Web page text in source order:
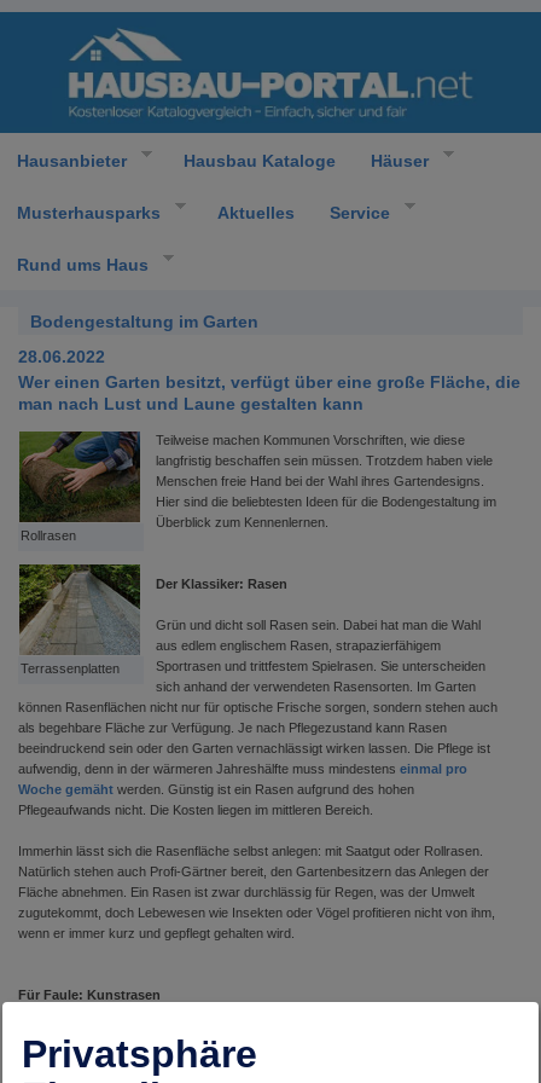
Hausanbieter Hausbau Kataloge Häuser
Musterhausparks Aktuelles Service
Rund ums Haus
Bodengestaltung im Garten
28.06.2022
Wer einen Garten besitzt, verfügt über eine große Fläche, die
man nach Lust und Laune gestalten kann
Rollrasen
Terrassenplatten
Teilweise machen Kommunen Vorschriften, wie diese
langfristig beschaffen sein müssen. Trotzdem haben viele
Menschen freie Hand bei der Wahl ihres Gartendesigns.
Hier sind die beliebtesten Ideen für die Bodengestaltung im
Überblick zum Kennenlernen.
Der Klassiker: Rasen
Grün und dicht soll Rasen sein. Dabei hat man die Wahl
aus edlem englischem Rasen, strapazierfähigem
Sportrasen und trittfestem Spielrasen. Sie unterscheiden
sich anhand der verwendeten Rasensorten. Im Garten
können Rasenflächen nicht nur für optische Frische sorgen, sondern stehen auch
als begehbare Fläche zur Verfügung. Je nach Pflegezustand kann Rasen
beeindruckend sein oder den Garten vernachlässigt wirken lassen. Die Pflege ist
aufwendig, denn in der wärmeren Jahreshälfte muss mindestens einmal pro
Woche gemäht werden. Günstig ist ein Rasen aufgrund des hohen
Pflegeaufwands nicht. Die Kosten liegen im mittleren Bereich.
Immerhin lässt sich die Rasenfläche selbst anlegen: mit Saatgut oder Rollrasen.
Natürlich stehen auch Profi-Gärtner bereit, den Gartenbesitzern das Anlegen der
Fläche abnehmen. Ein Rasen ist zwar durchlässig für Regen, was der Umwelt
zugutekommt, doch Lebewesen wie Insekten oder Vögel profitieren nicht von ihm,
wenn er immer kurz und gepflegt gehalten wird.
Für Faule: Kunstrasen
einen echten Rasen handelt, können allerdings teils auch Laien auf Anhieb
erkennen. Optisch kann er den Garten daher "billig" und unnatürlich wirken
Privatsphäre